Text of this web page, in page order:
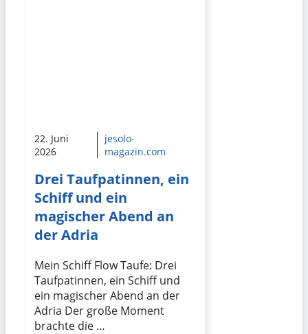
22. Juni
2026
jesolo-
magazin.com
Drei Taufpatinnen, ein
Schiff und ein
magischer Abend an
der Adria
Mein Schiff Flow Taufe: Drei
Taufpatinnen, ein Schiff und
ein magischer Abend an der
Adria Der große Moment
brachte die …